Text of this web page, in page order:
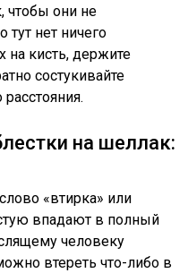
чтобы они не
тут нет ничего
на кисть, держите
состукивайте
на шеллак:
«втирка» или
впадают в полный
человеку
втереть что-либо в